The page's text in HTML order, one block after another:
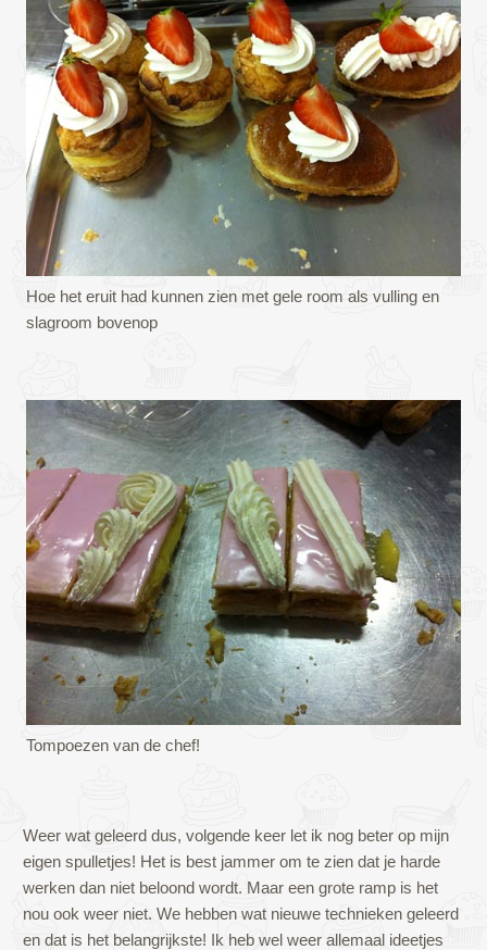
Hoe het eruit had kunnen zien met gele room als vulling en
slagroom bovenop
Tompoezen van de chef!
Weer wat geleerd dus, volgende keer let ik nog beter op mijn
eigen spulletjes! Het is best jammer om te zien dat je harde
werken dan niet beloond wordt. Maar een grote ramp is het
nou ook weer niet. We hebben wat nieuwe technieken geleerd
en dat is het belangrijkste! Ik heb wel weer allemaal ideetjes